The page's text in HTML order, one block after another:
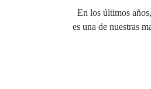
En los últimos
es una de nuestras